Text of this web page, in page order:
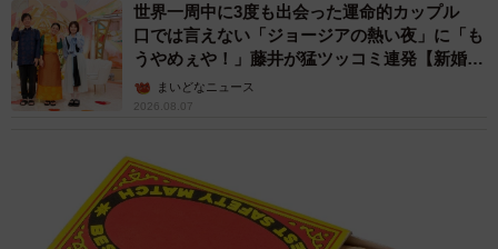
世界一周中に3度も出会った運命的カップル
口では言えない「ジョージアの熱い夜」に「も
うやめぇや！」藤井が猛ツッコミ連発【新婚さ
ん】まいどなニュース
2026.08.07